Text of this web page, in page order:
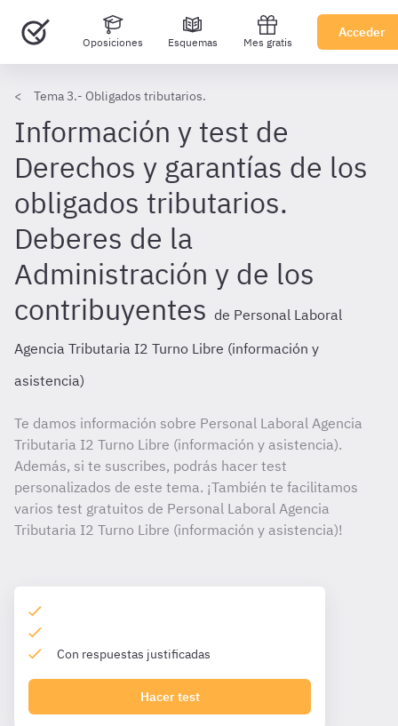
Oposiciones Esquemas Mes gratis
Acceder
Tema 3.- Obligados tributarios.
Información y test de
Derechos y garantías de los
obligados tributarios.
Deberes de la
Administración y de los
contribuyentes de Personal Laboral
Agencia Tributaria I2 Turno Libre (información y
asistencia)
Te damos información sobre Personal Laboral Agencia
Tributaria I2 Turno Libre (información y asistencia).
Además, si te suscribes, podrás hacer test
personalizados de este tema. ¡También te facilitamos
varios test gratuitos de Personal Laboral Agencia
Tributaria I2 Turno Libre (información y asistencia)!
Con respuestas justificadas
Hacer test